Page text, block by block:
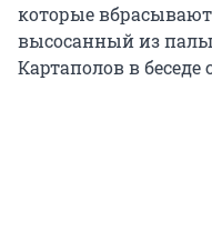
которые
высосанный из
Картаполов в беседе